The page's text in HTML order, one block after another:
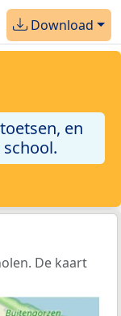
Download
en
De kaart